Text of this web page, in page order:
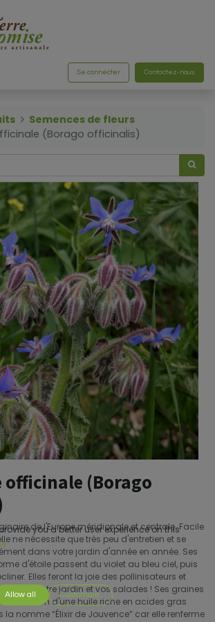
Se connecter Contactez-nous
Semences de fleurs
(Borago officinalis)
officinale (Borago
de l'Europe méridionale et centrale. Facile
ne nécessite que très peu d'entretien et se
dans votre jardin d'année en année. Ses
d'étoile passent du violet au bleu ciel, puis
Elles feront la joie des pollinisateurs et
dans votre jardin et vos salades ! Ses graines
confection d'une huile riche en acides gras
la nomme “Élixir de Jouvence” car elle renferme
you a better user experience on this
Allow all Customize